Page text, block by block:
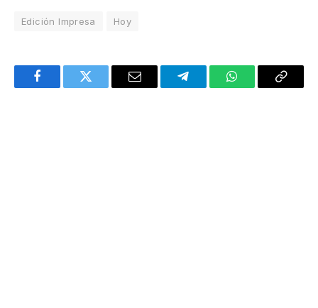
Edición Impresa Hoy
FacebookTwitter Email TelegramWhatsAppCopy